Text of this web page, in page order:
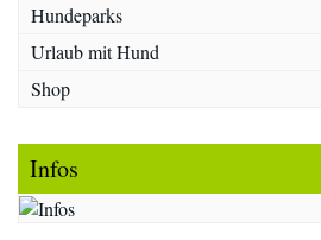
Hundeparks
Urlaub mit Hund
Shop
Infos